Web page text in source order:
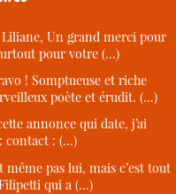
Liliane, Un grand merci pour
pour votre (…)
! Somptueuse et riche
poète et érudit. (…)
annonce qui date, j’ai
: contact : (…)
même pas lui, mais c’est tout
qui a (…)